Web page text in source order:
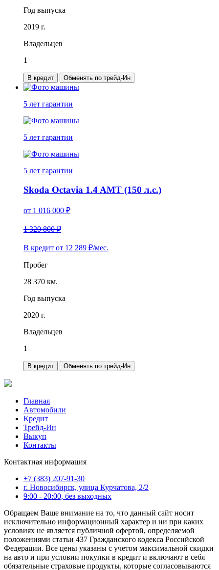
Год выпуска
2019 г.
Владельцев
1
В кредит Обменять по трейд-Ин
5 лет гарантии
5 лет гарантии
5 лет гарантии
Skoda Octavia 1.4 AMT (150 л.с.)
от 1 016 000 ₽
1 320 800 ₽
В кредит от 12 289 ₽/мес.
Пробег
28 370 км.
Год выпуска
2020 г.
Владельцев
1
В кредит Обменять по трейд-Ин
Главная
Автомобили
Кредит
Трейд-Ин
Выкуп
Контакты
Контактная информация
+7 (383) 207-91-30
г. Новосибирск, улица Курчатова, 2/2
9:00 - 20:00, без выходных
Обращаем Ваше внимание на то, что данный сайт носит
исключительно информационный характер и ни при каких
условиях не является публичной офертой, определяемой
положениями статьи 437 Гражданского кодекса Российской
Федерации. Все цены указаны с учетом максимальной скидки
на авто и при условии покупки в кредит и включают в себя
обязательные страховые продукты, которые согласовываются